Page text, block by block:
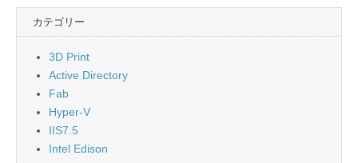
カテゴリー
3D Print
Active Directory
Fab
Hyper-V
IIS7.5
Intel Edison